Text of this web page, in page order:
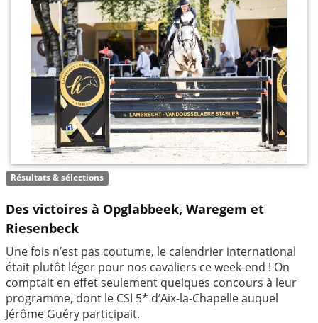
Résultats & sélections
Des victoires à Opglabbeek, Waregem et
Riesenbeck
Une fois n’est pas coutume, le calendrier international
était plutôt léger pour nos cavaliers ce week-end ! On
comptait en effet seulement quelques concours à leur
programme, dont le CSI 5* d’Aix-la-Chapelle auquel
Jérôme Guéry participait.